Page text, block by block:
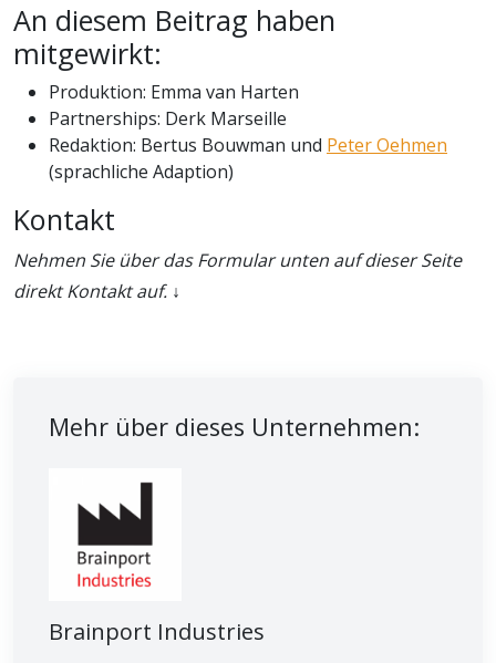
An diesem Beitrag haben
mitgewirkt:
Produktion: Emma van Harten
Partnerships: Derk Marseille
Redaktion: Bertus Bouwman und Peter Oehmen
(sprachliche Adaption)
Kontakt
Nehmen Sie über das Formular unten auf dieser Seite
direkt Kontakt auf. ↓
Mehr über dieses Unternehmen:
Brainport Industries